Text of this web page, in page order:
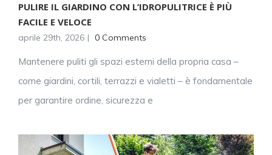
PULIRE IL GIARDINO CON L’IDROPULITRICE È PIÙ
FACILE E VELOCE
aprile 29th, 2026 | 0 Comments
Mantenere puliti gli spazi esterni della propria casa –
come giardini, cortili, terrazzi e vialetti – è fondamentale
per garantire ordine, sicurezza e